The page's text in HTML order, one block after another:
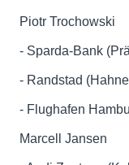
Piotr Trochowski
- Sparda-Bank
- Randstad
- Flughafen
Marcell Jansen